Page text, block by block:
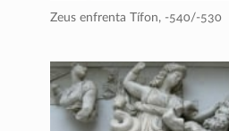
Zeus enfrenta Tífon, -540/-530